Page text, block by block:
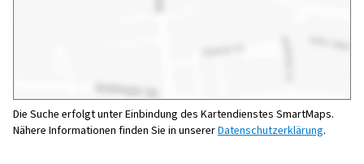
Die Suche erfolgt unter Einbindung des Kartendienstes SmartMaps.
Nähere Informationen finden Sie in unsererDatenschutzerklärung.